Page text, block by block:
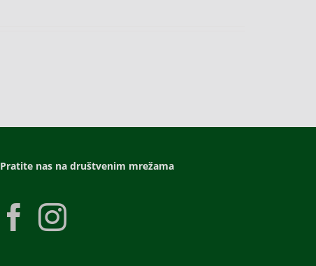
Pratite nas na društvenim mrežama